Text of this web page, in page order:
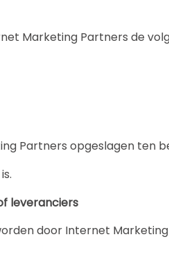
Marketing Partners de
Partners opgeslagen ten
leveranciers
door Internet